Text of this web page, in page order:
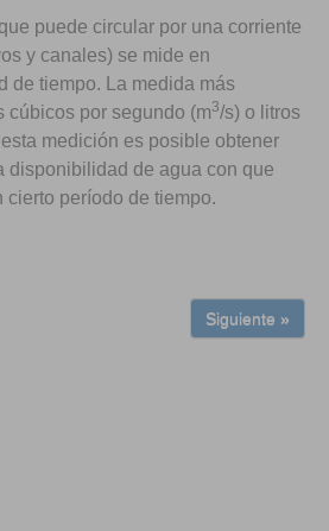
puede circular por una corriente
y canales) se mide en
de tiempo. La medida más
cúbicos por segundo (m3/s) o litros
medición es posible obtener
disponibilidad de agua con que
cierto período de tiempo.
Siguiente »